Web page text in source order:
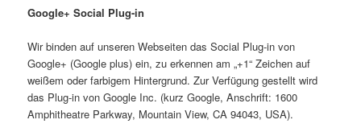
Google+ Social Plug-in
Wir binden auf unseren Webseiten das Social Plug-in von
Google+ (Google plus) ein, zu erkennen am „+1“ Zeichen auf
weißem oder farbigem Hintergrund. Zur Verfügung gestellt wird
das Plug-in von Google Inc. (kurz Google, Anschrift: 1600
Amphitheatre Parkway, Mountain View, CA 94043, USA).